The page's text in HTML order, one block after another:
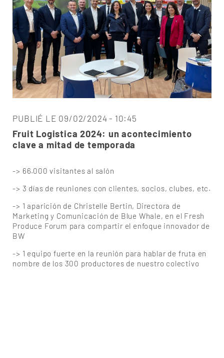
PUBLIÉ LE 09/02/2024 - 10:45
Fruit Logistica 2024: un acontecimiento
clave a mitad de temporada
-> 66.000 visitantes al salón
-> 3 días de reuniones con clientes, socios, clubes, etc.
-> 1 aparición de Christelle Bertin, Directora de
Marketing y Comunicación de Blue Whale, en el Fresh
Produce Forum para compartir el enfoque innovador de
BW
-> 1 equipo fuerte en la reunión para hablar de fruta en
nombre de los 300 productores de nuestro colectivo